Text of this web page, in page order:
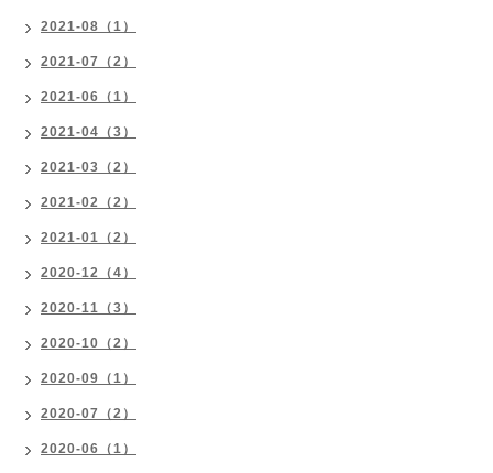
2021-08（1）
2021-07（2）
2021-06（1）
2021-04（3）
2021-03（2）
2021-02（2）
2021-01（2）
2020-12（4）
2020-11（3）
2020-10（2）
2020-09（1）
2020-07（2）
2020-06（1）